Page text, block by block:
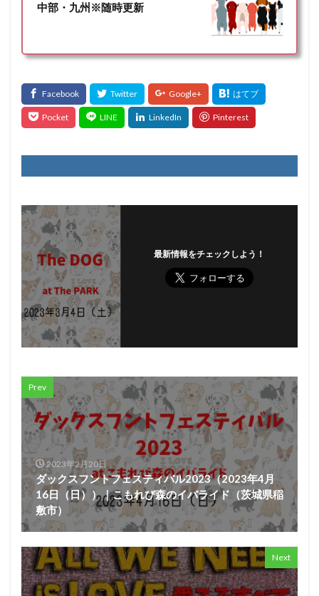
中部・九州※随時更新
最新情報をチェックしよう！
Prev
2023年2月20日
ダックスフントフェスティバル2023（2023年4月
16日（日））｜こもれび森のイバライド（茨城県稲
敷市）
Next